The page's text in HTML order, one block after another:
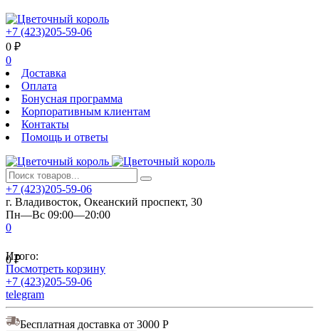
+7 (423)205-59-06
0 ₽
0
Доставка
Оплата
Бонусная программа
Корпоративным клиентам
Контакты
Помощь и ответы
+7 (423)205-59-06
г. Владивосток, Океанский проспект, 30
Пн—Вс 09:00—20:00
0
0₽
Итого:
Посмотреть корзину
+7 (423)205-59-06
telegram
Бесплатная доставка от 3000 Р